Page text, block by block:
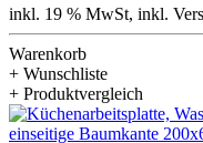
inkl. 19 % MwSt, inkl.
Warenkorb
+ Wunschliste
+ Produktvergleich